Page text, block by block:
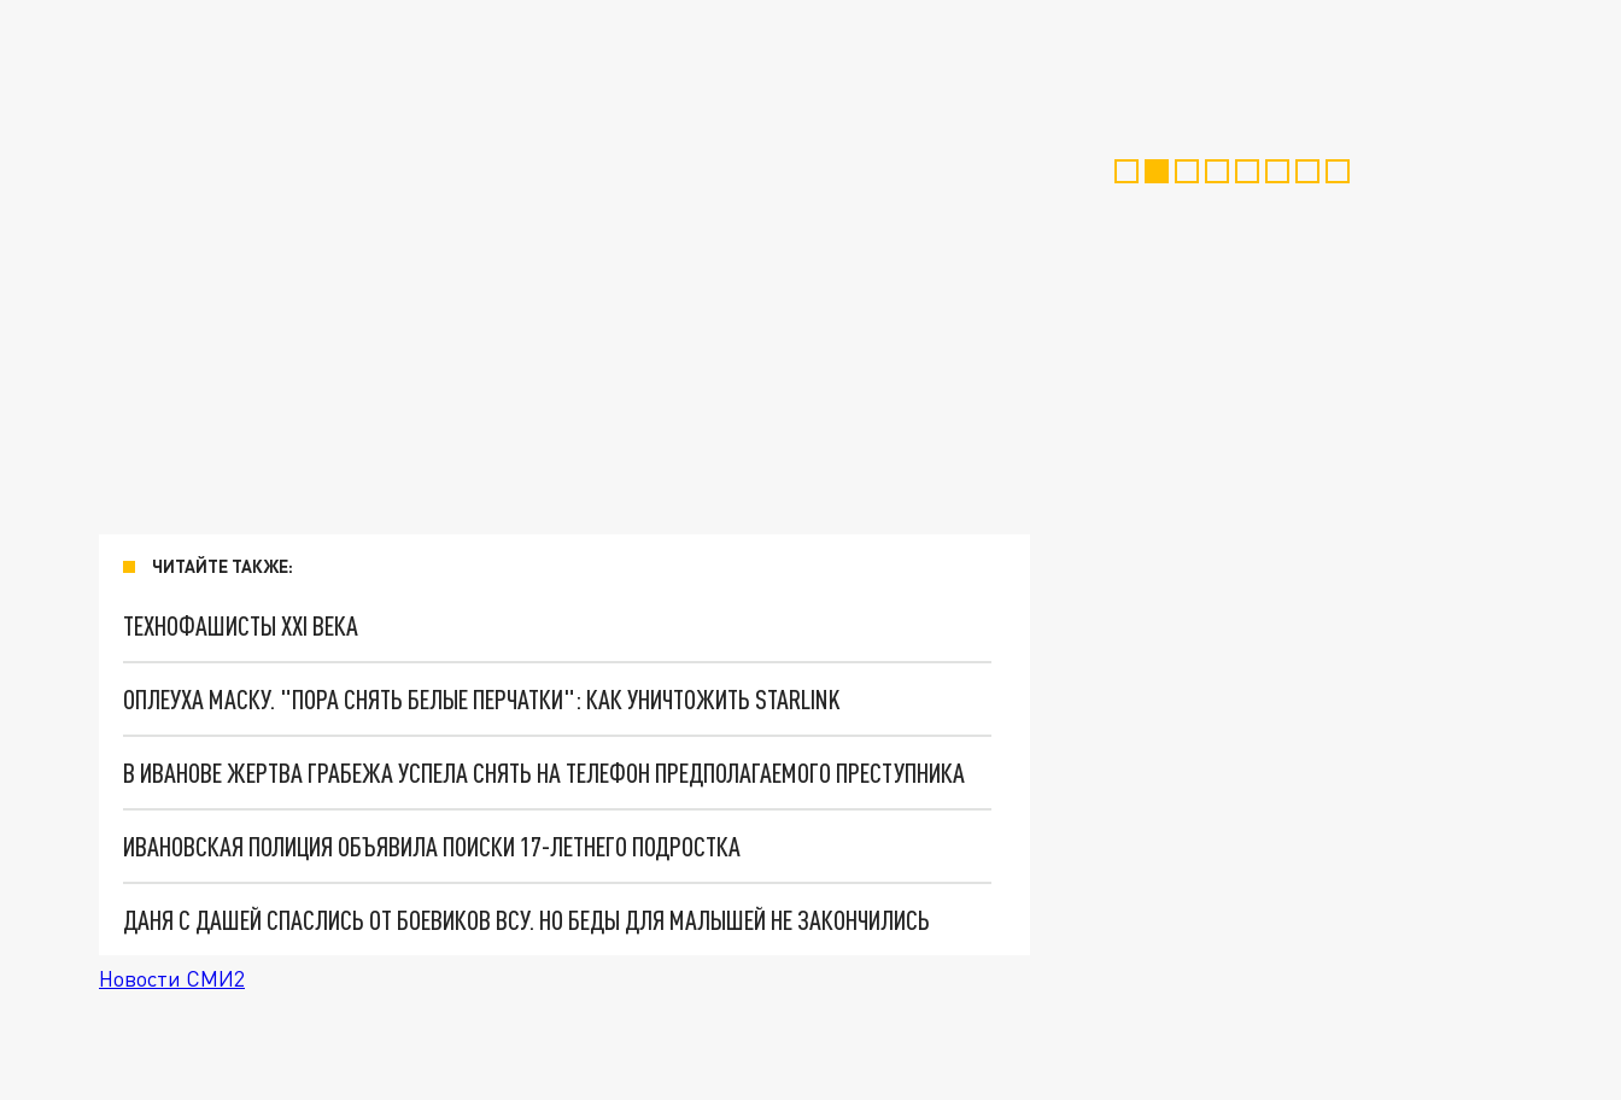
ЧИТАЙТЕ ТАКЖЕ:
ТЕХНОФАШИСТЫ XXI ВЕКА
ОПЛЕУХА МАСКУ. "ПОРА СНЯТЬ БЕЛЫЕ ПЕРЧАТКИ": КАК УНИЧТОЖИТЬ STARLINK
В ИВАНОВЕ ЖЕРТВА ГРАБЕЖА УСПЕЛА СНЯТЬ НА ТЕЛЕФОН ПРЕДПОЛАГАЕМОГО ПРЕСТУПНИКА
ИВАНОВСКАЯ ПОЛИЦИЯ ОБЪЯВИЛА ПОИСКИ 17-ЛЕТНЕГО ПОДРОСТКА
ДАНЯ С ДАШЕЙ СПАСЛИСЬ ОТ БОЕВИКОВ ВСУ. НО БЕДЫ ДЛЯ МАЛЫШЕЙ НЕ ЗАКОНЧИЛИСЬ
Новости СМИ2